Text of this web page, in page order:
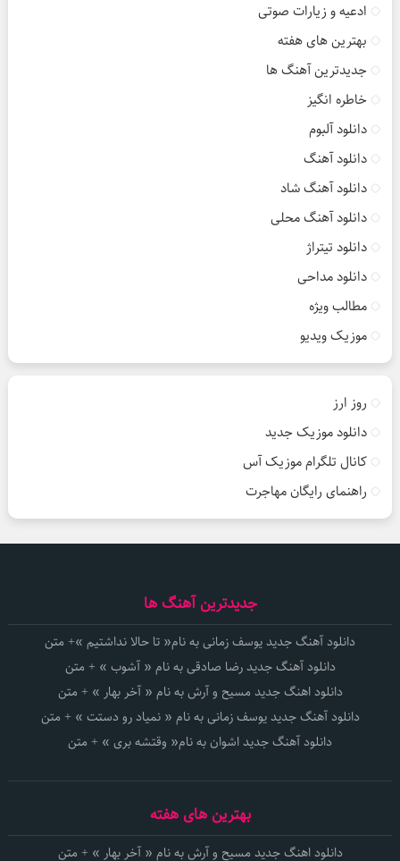
ادعیه و زیارات صوتی
بهترین های هفته
جدیدترین آهنگ ها
خاطره انگیز
دانلود آلبوم
دانلود آهنگ
دانلود آهنگ شاد
دانلود آهنگ محلی
دانلود تیتراژ
دانلود مداحی
مطالب ویژه
موزیک ویدیو
روز ارز
دانلود موزیک جدید
کانال تلگرام موزیک آس
راهنمای رایگان مهاجرت
جدیدترین آهنگ ها
دانلود آهنگ جدید یوسف زمانی به نام« تا حالا نداشتیم »+ متن
دانلود آهنگ جدید رضا صادقی به نام « آشوب » + متن
دانلود اهنگ جدید مسیح و آرش به نام « آخر بهار » + متن
دانلود آهنگ جدید یوسف زمانی به نام « نمیاد رو دستت » + متن
دانلود آهنگ جدید اشوان به نام« وقتشه بری » + متن
بهترین های هفته
دانلود اهنگ جدید مسیح و آرش به نام « آخر بهار » + متن